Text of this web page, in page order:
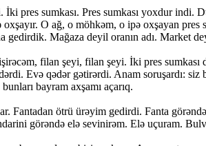
pres sumkası. Pres sumkası yoxdur indi.
O ağ, o möhkəm, o ipə oxşayan
Mağaza deyil oranın adı. Market
filan şeyi, filan şeyi. İki pres sumkası
Evə qədər gətirərdi. Anam soruşardı:
bayram axşamı açarıq.
Fantadan ötrü ürəyim gedirdi. Fanta
görəndə elə sevinirəm. Elə uçuram.